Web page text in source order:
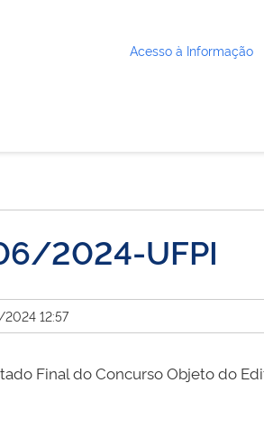
Acesso à Informação
2024-UFPI
12:57
Final do Concurso Objeto do